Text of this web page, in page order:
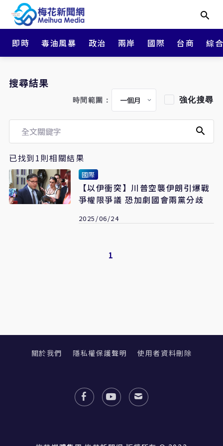
即時 毒油風暴 政治 兩岸 國際 台商 綜
搜尋結果
時間範圍： 強化搜尋
已找到1則相關結果
國際
【以伊衝突】川普空襲伊朗引爆戰
爭權限爭議 恐加劇國會兩黨分歧
2025/06/24
1
關於我們 隱私權保護聲明 使用者資料刪除